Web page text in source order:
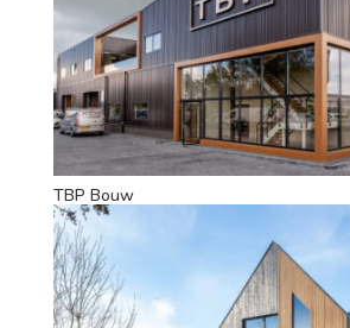
TBP Bouw